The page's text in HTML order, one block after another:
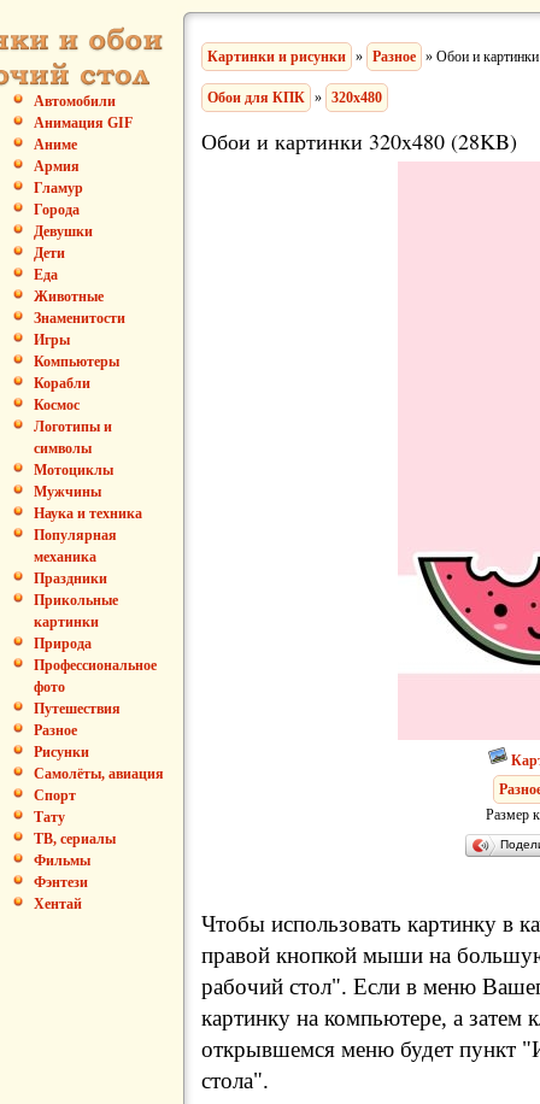
Автомобили
Анимация GIF
Аниме
Армия
Гламур
Города
Девушки
Дети
Еда
Животные
Знаменитости
Игры
Компьютеры
Корабли
Космос
Логотипы и
символы
Мотоциклы
Мужчины
Наука и техника
Популярная
механика
Праздники
Прикольные
картинки
Природа
Профессиональное
фото
Путешествия
Разное
Рисунки
Самолёты, авиация
Спорт
Тату
ТВ, сериалы
Фильмы
Фэнтези
Хентай
Картинки и рисунки » Разное » Обои и картинки
Обои для КПК » 320x480
Обои и картинки 320x480 (28KB)
Размер
Чтобы использовать картинку в
правой кнопкой мыши на
рабочий стол". Если в меню
картинку на компьютере, а затем
открывшемся меню будет пункт
стола".